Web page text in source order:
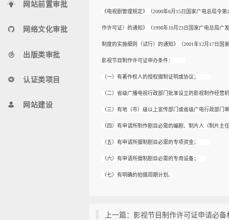
网站前置审批
网络文化审批
出版类审批
认证类项目
网站建设
《电视剧管理规定》（2000年6月15日国家广电总局令
作许可证〉的通知》（1998年10月23日国家广电总局广
制度的实施细则（试行）的通知》（2001年12月17日国
影视节目制作许可证申办条件：
（一）有著作权人的授权摄制证明或协议；
（二）省级广播电视行政部门批准设立的影视制作
（三）有地（市）级以上宣传部门或省级广电行政
（四）有申请所制作剧目必需的编剧、制片人（制
（五）有申请所摄制剧目必需的专项资金；
（六）有申请所摄制剧目必需的专用设备；
（七）有明确的拍摄周期计划。
上一篇：影视节目制作许可证申请必备